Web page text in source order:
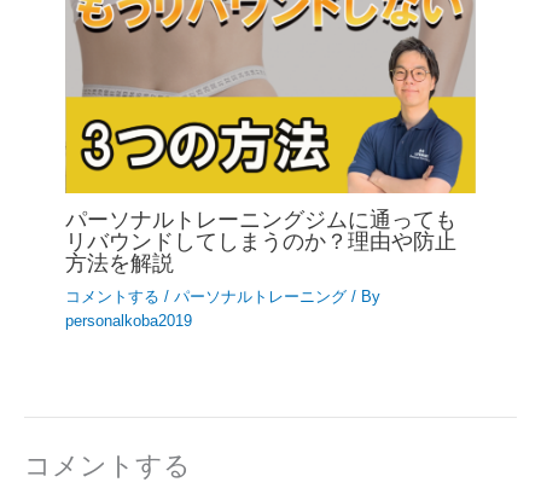
パーソナルトレーニングジムに通っても
リバウンドしてしまうのか？理由や防止
方法を解説
コメントする /パーソナルトレーニング / By
personalkoba2019
コメントする